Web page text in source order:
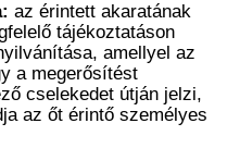
az érintett akaratának
tájékoztatáson
amellyel az
a megerősítést
cselekedet útján jelzi,
az őt érintő személyes